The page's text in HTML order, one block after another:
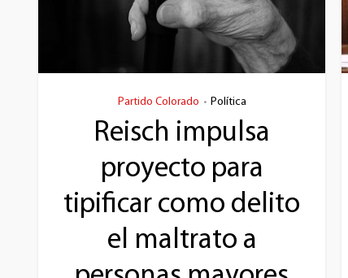
Partido Colorado • Política
Reisch impulsa
proyecto para
tipificar como delito
el maltrato a